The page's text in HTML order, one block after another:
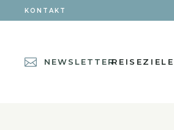
KONTAKT
NEWSLETTERREISEZIELE